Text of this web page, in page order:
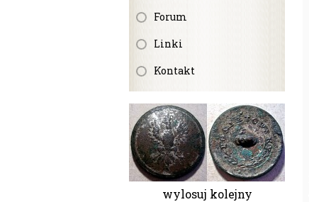
Forum
Linki
Kontakt
wylosuj kolejny